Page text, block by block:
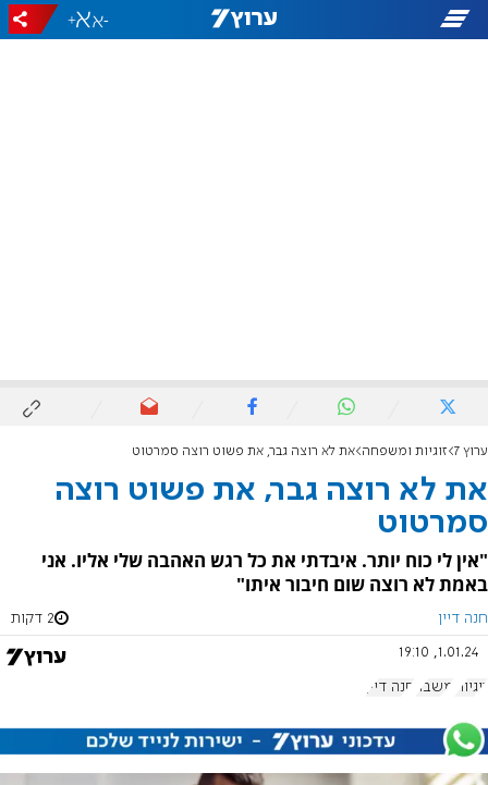
-
+
ערוץ 7 זוגיות ומשפחה את לא רוצה גבר, את פשוט רוצה סמרטוט
את לא רוצה גבר, את פשוט רוצה
סמרטוט
"אין לי כוח יותר. איבדתי את כל רגש האהבה שלי אליו. אני
באמת לא רוצה שום חיבור איתו"
חנה דיין 2 דקות
1.01.24, 19:10
זוגיות משבר חנה דיין